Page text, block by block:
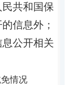
共和国保
信息外；
公开相关
情况